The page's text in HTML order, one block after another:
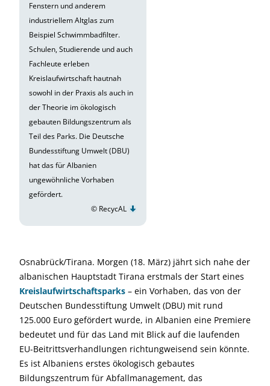
Fenstern und anderem
industriellem Altglas zum
Beispiel Schwimmbadfilter.
Schulen, Studierende und auch
Fachleute erleben
Kreislaufwirtschaft hautnah
sowohl in der Praxis als auch in
der Theorie im ökologisch
gebauten Bildungszentrum als
Teil des Parks. Die Deutsche
Bundesstiftung Umwelt (DBU)
hat das für Albanien
ungewöhnliche Vorhaben
gefördert.
© RecycAL
Osnabrück/Tirana. Morgen (18. März) jährt sich nahe der
albanischen Hauptstadt Tirana erstmals der Start eines
Kreislaufwirtschaftsparks – ein Vorhaben, das von der
Deutschen Bundesstiftung Umwelt (DBU) mit rund
125.000 Euro gefördert wurde, in Albanien eine Premiere
bedeutet und für das Land mit Blick auf die laufenden
EU-Beitrittsverhandlungen richtungweisend sein könnte.
Es ist Albaniens erstes ökologisch gebautes
Bildungszentrum für Abfallmanagement, das